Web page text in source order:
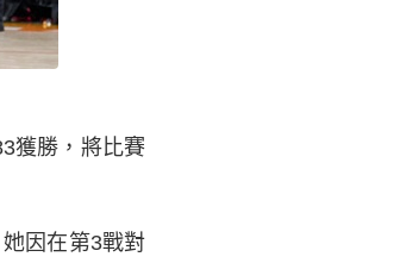
獲勝，將比賽
因在第3戰對